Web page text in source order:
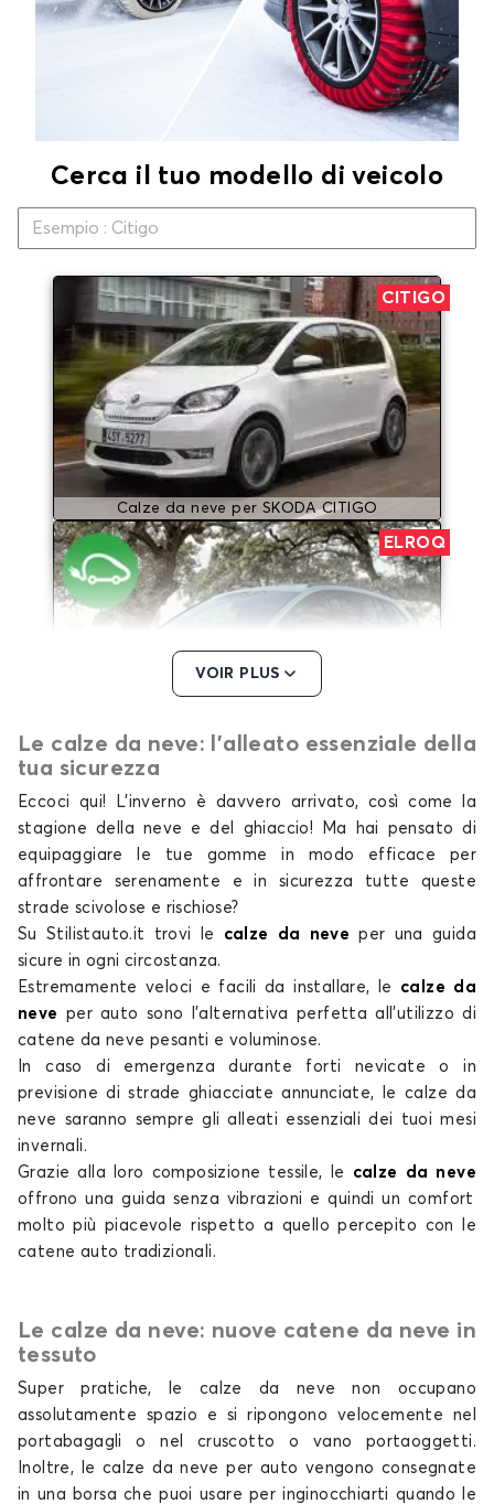
Cerca il tuo modello di veicolo
CITIGO
Calze da neve per SKODA CITIGO
ELROQ
Calze da neve per SKODA ELROQ
Calze da neve per SKODA ENYAQ
Calze da neve per SKODA EPIQ
Calze da neve per SKODA FABIA
VOIR PLUS
Le calze da neve: l'alleato essenziale della
tua sicurezza
Eccoci qui! L’inverno è davvero arrivato, così come la
stagione della neve e del ghiaccio! Ma hai pensato di
equipaggiare le tue gomme in modo efficace per
affrontare serenamente e in sicurezza tutte queste
strade scivolose e rischiose?
Su Stilistauto.it trovi le calze da neveper una guida
sicure in ogni circostanza.
Estremamente veloci e facili da installare,
le calze da
neve per auto sono l'alternativa perfetta all'utilizzo di
catene da neve pesanti e voluminose.
In caso di emergenza durante forti nevicate o in
previsione di strade ghiacciate annunciate, le calze da
neve saranno sempre gli alleati essenziali dei tuoi mesi
invernali.
Grazie alla loro composizione tessile, le calze da neve
offrono una guida senza vibrazioni e quindi un comfort
molto più piacevole rispetto a quello percepito con
le
catene auto tradizionali .
Le calze da neve: nuove catene da neve in
tessuto
Super pratiche, le calze da neve non
occupano
assolutamente spazio e si ripongono velocemente nel
portabagagli o nel cruscotto o vano portaoggetti.
Inoltre, le calze da neve per auto vengono consegnate
in una borsa che puoi usare per inginocchiarti quando le